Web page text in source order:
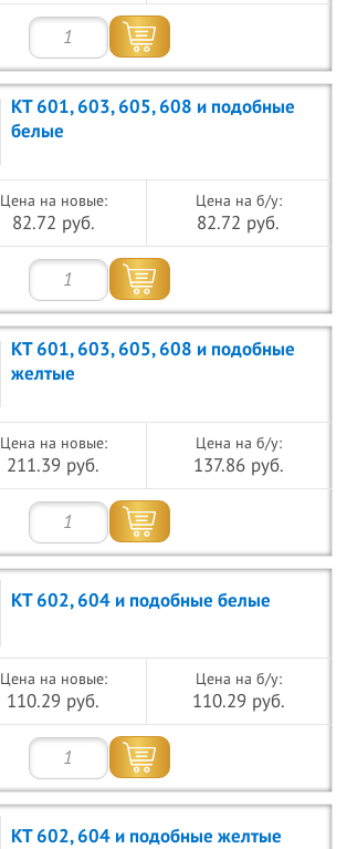
КТ 601, 603, 605, 608 и подобные
белые
Цена на новые:
82.72 руб.
Цена на б/у:
82.72 руб.
КТ 601, 603, 605, 608 и подобные
желтые
Цена на новые:
211.39 руб.
Цена на б/у:
137.86 руб.
КТ 602, 604 и подобные белые
Цена на новые:
110.29 руб.
Цена на б/у:
110.29 руб.
КТ 602, 604 и подобные желтые